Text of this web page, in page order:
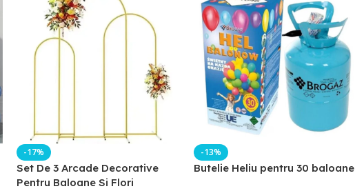
-17%
Set De 3 Arcade Decorative
Pentru Baloane Si Flori
-13%
Butelie Heliu pentru 30 baloane